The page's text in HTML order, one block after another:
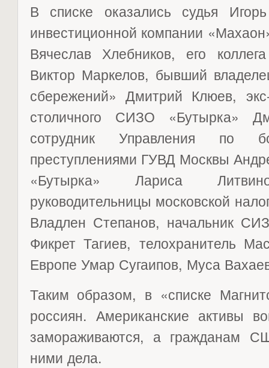
В списке оказались судья
инвестиционной компании
Вячеслав Хлебников, его
Виктор Маркелов, бывший
сбережений» Дмитрий Клюев,
столичного СИЗО «Бутырка»
сотрудник Управления по
преступлениями ГУВД Москвы
«Бутырка» Лариса
руководительницы московской
Владлен Степанов, начальник
Фикрет Тагиев, телохранитель
Европе Умар Сугаипов, Муса
Таким образом, в «списке
россиян. Американские активы
замораживаются, а гражданам
ними дела.